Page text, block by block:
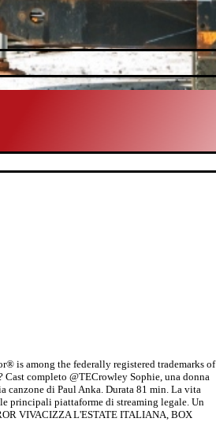
is among the federally registered trademarks of
completo @TECrowley Sophie, una donna
canzone di Paul Anka. Durata 81 min. La vita
principali piattaforme di streaming legale. Un
VIVACIZZA L'ESTATE ITALIANA, BOX